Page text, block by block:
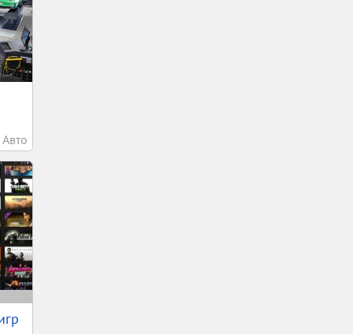
Авто